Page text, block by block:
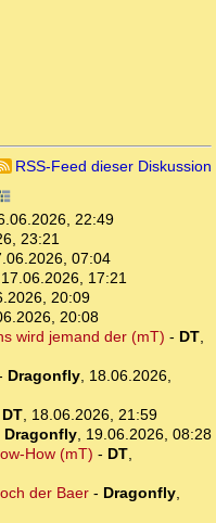
RSS-Feed dieser Diskussion
22:49
23:21
07:04
17.06.2026, 17:21
20:09
20:08
wird jemand der (mT) - DT,
Dragonfly, 18.06.2026,
DT, 18.06.2026, 21:59
Dragonfly, 19.06.2026, 08:28
How (mT) - DT,
der Baer- Dragonfly,